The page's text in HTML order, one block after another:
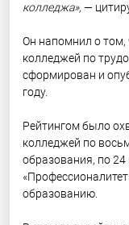
колледжа», —
Он напомнил о том,
колледжей по
сформирован и
году.
Рейтингом было
колледжей по
образования, по 24
образованию.